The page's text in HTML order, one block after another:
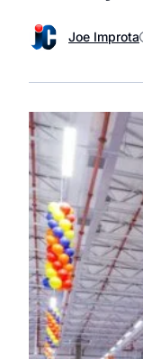
Joe Improta